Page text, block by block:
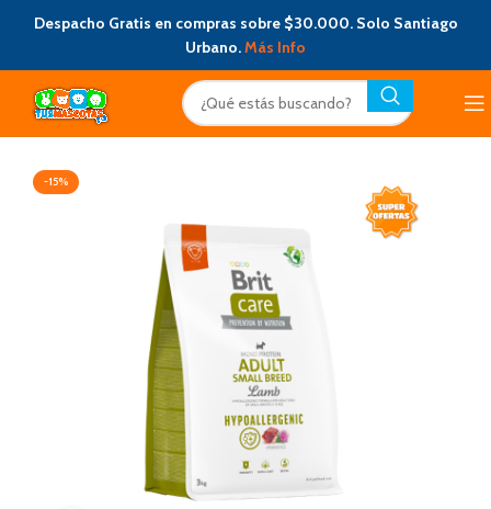
Despacho Gratis en compras sobre $30.000. Solo Santiago
Urbano.Más Info
-15%